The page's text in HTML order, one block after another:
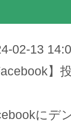
02-13
】
にデ